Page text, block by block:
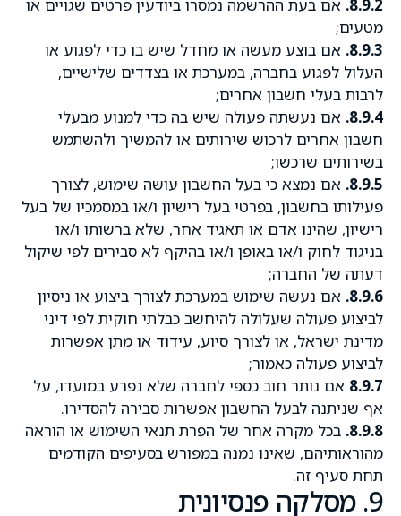
8.9.2. אם בעת ההרשמה נמסרו ביודעין פרטים שגויים או
מטעים;
8.9.3. אם בוצע מעשה או מחדל שיש בו כדי לפגוע או
העלול לפגוע בחברה, במערכת או בצדדים שלישיים,
לרבות בעלי חשבון אחרים;
8.9.4. אם נעשתה פעולה שיש בה כדי למנוע מבעלי
חשבון אחרים לרכוש שירותים או להמשיך ולהשתמש
בשירותים שרכשו;
8.9.5. אם נמצא כי בעל החשבון עושה שימוש, לצורך
פעילותו בחשבון, בפרטי בעל רישיון ו/או במסמכיו של בעל
רישיון, שהינו אדם או תאגיד אחר, שלא ברשותו ו/או
בניגוד לחוק ו/או באופן ו/או בהיקף לא סבירים לפי שיקול
דעתה של החברה;
8.9.6. אם נעשה שימוש במערכת לצורך ביצוע או ניסיון
לביצוע פעולה שעלולה להיחשב כבלתי חוקית לפי דיני
מדינת ישראל, או לצורך סיוע, עידוד או מתן אפשרות
לביצוע פעולה כאמור;
8.9.7 אם נותר חוב כספי לחברה שלא נפרע במועדו, על
אף שניתנה לבעל החשבון אפשרות סבירה להסדירו.
8.9.8. בכל מקרה אחר של הפרת תנאי השימוש או הוראה
מהוראותיהם, שאינו נמנה במפורש בסעיפים הקודמים
תחת סעיף זה.
9. מסלקה פנסיונית